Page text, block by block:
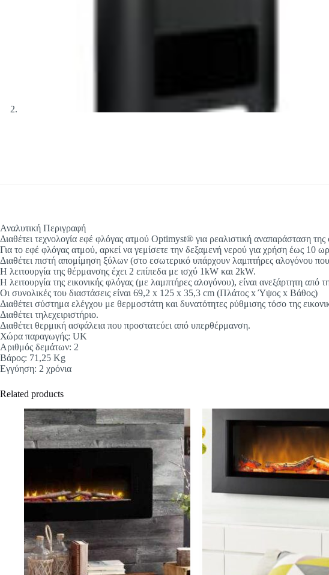
Αναλυτική Περιγραφή
Διαθέτει τεχνολογία εφέ φλόγας ατμού Optimyst® για ρεαλιστική αναπαράσταση της
Για το εφέ φλόγας ατμού, αρκεί να γεμίσετε την δεξαμενή νερού για χρήση έως 10
Διαθέτει πιστή απομίμηση ξύλων (στο εσωτερικό υπάρχουν λαμπτήρες αλογόνου
Η λειτουργία της θέρμανσης έχει 2 επίπεδα με ισχύ 1kW και 2kW.
Η λειτουργία της εικονικής φλόγας (με λαμπτήρες αλογόνου), είναι ανεξάρτητη
Οι συνολικές του διαστάσεις είναι 69,2 x 125 x 35,3 cm (Πλάτος x Ύψος x Βάθος)
Διαθέτει σύστημα ελέγχου με θερμοστάτη και δυνατότητες ρύθμισης τόσο της
Διαθέτει τηλεχειριστήριο.
Διαθέτει θερμική ασφάλεια που προστατεύει από υπερθέρμανση.
Χώρα παραγωγής: UK
Αριθμός δεμάτων: 2
Βάρος: 71,25 Kg
Εγγύηση: 2 χρόνια
Related products